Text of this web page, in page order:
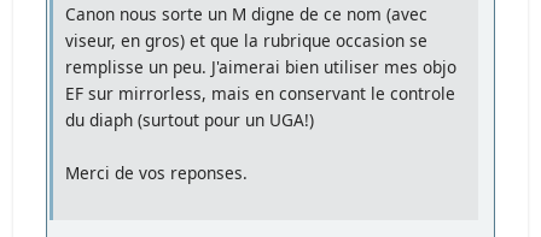
Canon nous sorte un M digne de ce nom (avec
viseur, en gros) et que la rubrique occasion se
remplisse un peu. J'aimerai bien utiliser mes objo
EF sur mirrorless, mais en conservant le controle
du diaph (surtout pour un UGA!)
Merci de vos reponses.